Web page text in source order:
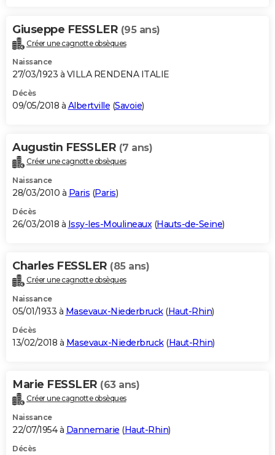
Giuseppe FESSLER (95 ans)
Créer une cagnotte obsèques
Naissance
27/03/1923 à VILLA RENDENA ITALIE
Décès
09/05/2018 à Albertville (Savoie)
Augustin FESSLER (7 ans)
Créer une cagnotte obsèques
Naissance
28/03/2010 à Paris (Paris)
Décès
26/03/2018 à Issy-les-Moulineaux(Hauts-de-Seine)
Charles FESSLER (85 ans)
Créer une cagnotte obsèques
Naissance
05/01/1933 à Masevaux-Niederbruck(Haut-Rhin)
Décès
13/02/2018 à Masevaux-Niederbruck(Haut-Rhin)
Marie FESSLER (63 ans)
Créer une cagnotte obsèques
Naissance
22/07/1954 à Dannemarie (Haut-Rhin)
Décès